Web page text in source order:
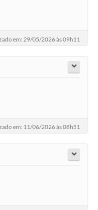
em: 29/05/2026 às 09h11
em: 11/06/2026 às 08h51